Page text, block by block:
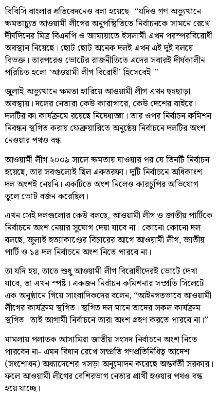
বিবিসি বাংলার প্রতিবেদনেও বলা হয়েছে- “যদিও গণ অভ্যুত্থানে
ক্ষমতাচ্যুত আওয়ামী লীগের অনুপস্থিতিতে নির্বাচনকে সামনে রেখে
দীর্ঘদিনের মিত্র বিএনপি ও জামায়াতে ইসলামী এখন পরস্পরবিরোধী
অবস্থান নিয়েছে। ছোট ছোট অনেক দলই এখন এই দুই বলয়ে
বিভক্ত। তারপরেও ভোটের রাজনীতিতে এদের সবারই দীর্ঘকালীন
পরিচিত হলো ‘আওয়ামী লীগ বিরোধী’ হিসেবেই।”
জুলাই অভ্যুত্থানে ক্ষমতা হারিয়ে আওয়ামী লীগ এখন ছন্নছাড়া
অবস্থায়। দলের নেতারা কেউ কারাগারে, কেউ দেশের বাইরে।
দলটির কা কার্যক্রমে রয়েছে নিষেধাজ্ঞা। তার ওপর নির্বাচন কমিশন
নিবন্ধন স্থগিত করায় ফেব্রুয়ারিতে অনুষ্ঠেয় নির্বাচনে দলটির অংশ
নেওয়ার পথও বন্ধ।
আওয়ামী লীগ ২০০৯ সালে ক্ষমতায় যাওয়ার পর যে তিনটি নির্বাচন
হয়েছে, তার সবগুলোই ছিল একতরফা। দুটি নির্বাচনে অধিকাংশ
দল অংশই নেয়নি। একটিতে অংশ নিলেও কারচুপির অভিযোগ
তুলে ভোট বর্জন করেছিল।
এখন সেই দলগুলোর কেউ বলছে, আওয়ামী লীগ ও জাতীয় পার্টিকে
নির্বাচনে অংশ নেয়ার সুযোগ দেয়া যাবে না। কোনো কোনো দল
বলছে, জুলাই হত্যাকাণ্ডের বিচারের আগে আওয়ামী লীগ, জাতীয়
পার্টি ও ১৪ দল নির্বাচনে অংশ নিতে পারবে না।
তা যদি হয়, তাতে শুধু আওয়ামী লীগ বিরোধীদেরই ভোটে দেখা
যাবে, তা এখন স্পষ্ট। একজন নির্বাচন কমিশনার সম্প্রতি সিলেটে
এক অনুষ্ঠানে গিয়ে সাংবাদিকদের বলেন, “আইনগতভাবে আওয়ামী
লীগের কার্যক্রম স্থগিত। স্থগিত দল মানে তাদের সকল কার্যক্রম
স্থগিত। তাই আগামী নির্বাচনে তারা অংশ গ্রহণ করতে পারবে না।”
মামলায় পলাতক আসামিরা জাতীয় সংসদ নির্বাচনে অংশ নিতে
পারবেন না- এমন বিধান রেখে সম্প্রতি গণপ্রতিনিধিত্ব আদেশ
(সংশোধন) অধ্যাদেশের খসড়া অনুমোদন করেছে অন্তর্বর্তী সরকার।
ফলে আওয়ামী লীগের বেশিরভাগ নেতার প্রার্থী হওয়ার পথও বন্ধ
হয়ে যাচ্ছে।